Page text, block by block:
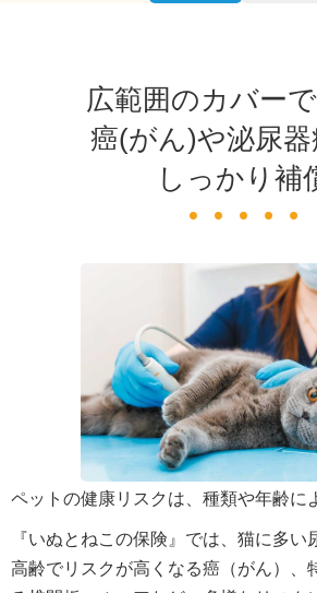
広範囲のカバーで
癌(がん)や泌尿器
しっかり補
ペットの健康リスクは、種類や年齢に
『いぬとねこの保険』では、猫に多い
高齢でリスクが高くなる癌（がん）、